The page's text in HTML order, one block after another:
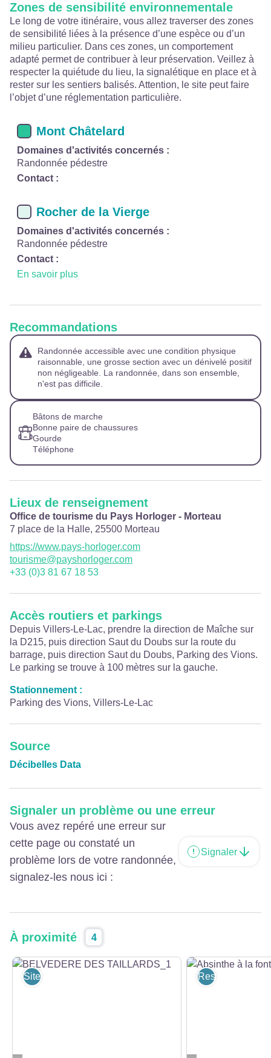
Zones de sensibilité environnementale
Le long de votre itinéraire, vous allez traverser des zones
de sensibilité liées à la présence d’une espèce ou d’un
milieu particulier. Dans ces zones, un comportement
adapté permet de contribuer à leur préservation. Veillez à
respecter la quiétude du lieu, la signalétique en place et à
rester sur les sentiers balisés. Attention, le site peut faire
l’objet d’une réglementation particulière.
Mont Châtelard
Domaines d'activités concernés :
Randonnée pédestre
Contact :
Rocher de la Vierge
Domaines d'activités concernés :
Randonnée pédestre
Contact :
En savoir plus
Recommandations
Randonnée accessible avec une condition physique
raisonnable, une grosse section avec un dénivelé positif
non négligeable. La randonnée, dans son ensemble,
n'est pas difficile.
Bâtons de marche
Bonne paire de chaussures
Gourde
Téléphone
Lieux de renseignement
Office de tourisme du Pays Horloger - Morteau
7 place de la Halle, 25500 Morteau
https://www.pays-horloger.com
tourisme@payshorloger.com
+33 (0)3 81 67 18 53
Accès routiers et parkings
Depuis Villers-Le-Lac, prendre la direction de Maîche sur
la D215, puis direction Saut du Doubs sur la route du
barrage, puis direction Saut du Doubs, Parking des Vions.
Le parking se trouve à 100 mètres sur la gauche.
Stationnement :
Parking des Vions, Villers-Le-Lac
Source
Décibelles Data
Signaler un problème ou une erreur
Vous avez repéré une erreur sur
cette page ou constaté un
problème lors de votre randonnée,
signalez-les nous ici :
Signaler
À proximité 4
Sites et lieux de visites Restaurants